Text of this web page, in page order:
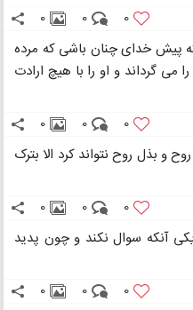
0
0
0
پیش خدای چنان باشی که مرده
می گرداند و او را با هیچ ارادت
0
0
0
و بذل روح نتواند کرد الا بترک
0
0
0
آنکه سوال نکند و چون پدید
0
0
0